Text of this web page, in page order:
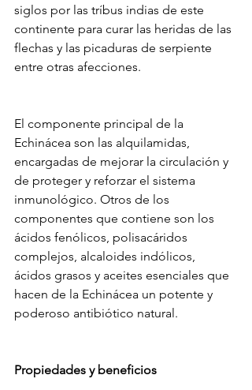
siglos por las tríbus indias de este
continente para curar las heridas de las
flechas y las picaduras de serpiente
entre otras afecciones.
El componente principal de la
Echinácea son las alquilamidas,
encargadas de mejorar la circulación y
de proteger y reforzar el sistema
inmunológico. Otros de los
componentes que contiene son los
ácidos fenólicos, polisacáridos
complejos, alcaloides indólicos,
ácidos grasos y aceites esenciales que
hacen de la Echinácea un potente y
poderoso antibiótico natural.
Propiedades y beneficios